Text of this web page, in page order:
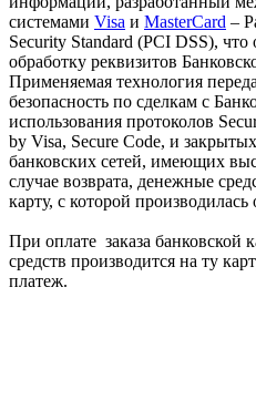
системами Visa и MasterCard –
Security Standard (PCI DSS), что
обработку реквизитов
Применяемая технология
безопасность по сделкам с
использования протоколов
by Visa, Secure Code, и закрытых
банковских сетей, имеющих
случае возврата, денежные
карту, с которой производилась
При оплате заказа банковской
средств производится на ту
платеж.